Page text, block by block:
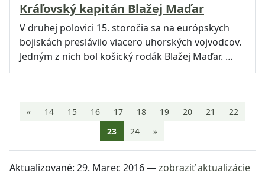
Kráľovský kapitán Blažej Maďar
V druhej polovici 15. storočia sa na európskych
bojiskách preslávilo viacero uhorských vojvodcov.
Jedným z nich bol košický rodák Blažej Maďar. …
« 14 15 16 17 18 19 20 21
22
23Aktuálna stránka 23
24 »
Aktualizované: 29. Marec 2016—zobraziť aktualizácie